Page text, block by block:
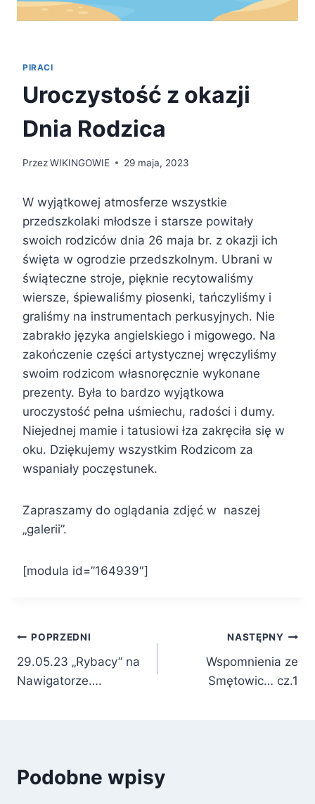
PIRACI
Uroczystość z okazji
Dnia Rodzica
PrzezWIKINGOWIE 29 maja, 2023
W wyjątkowej atmosferze wszystkie
przedszkolaki młodsze i starsze powitały
swoich rodziców dnia 26 maja br. z okazji ich
święta w ogrodzie przedszkolnym. Ubrani w
świąteczne stroje, pięknie recytowaliśmy
wiersze, śpiewaliśmy piosenki, tańczyliśmy i
graliśmy na instrumentach perkusyjnych. Nie
zabrakło języka angielskiego i migowego. Na
zakończenie części artystycznej wręczyliśmy
swoim rodzicom własnoręcznie wykonane
prezenty. Była to bardzo wyjątkowa
uroczystość pełna uśmiechu, radości i dumy.
Niejednej mamie i tatusiowi łza zakręciła się w
oku. Dziękujemy wszystkim Rodzicom za
wspaniały poczęstunek.
Zapraszamy do oglądania zdjęć w naszej
„galerii”.
[modula id=”164939″]
Nawigacja
wpisu
POPRZEDNI
29.05.23 „Rybacy” na
Nawigatorze….
NASTĘPNY
Wspomnienia ze
Smętowic… cz.1
Podobne wpisy